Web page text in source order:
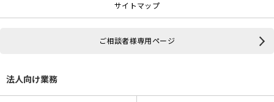
サイトマップ
ご相談者様専用ページ
法人向け業務